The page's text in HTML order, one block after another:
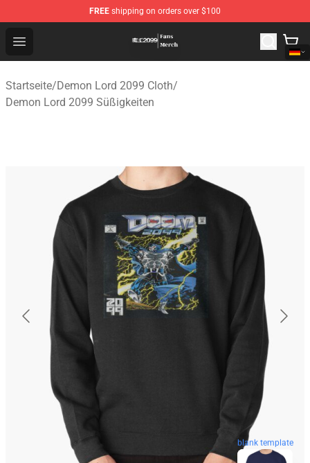
FREE shipping on orders over $100
Open menu
Demon Lord 2099 Store - Official Demon Lord 2099
Startseite/Demon Lord 2099 Cloth/
Demon Lord 2099 Süßigkeiten
blank template